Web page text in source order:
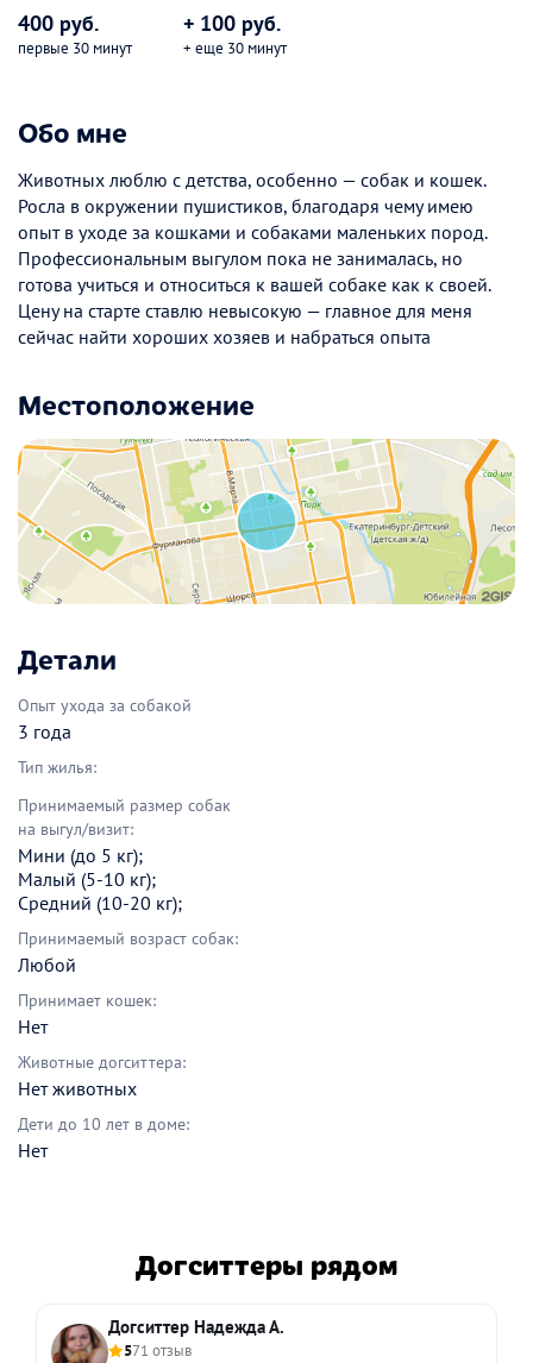
400 руб.
первые 30 минут
+ 100 руб.
+ еще 30 минут
Обо мне
Животных люблю с детства, особенно — собак и кошек.
Росла в окружении пушистиков, благодаря чему имею
опыт в уходе за кошками и собаками маленьких пород.
Профессиональным выгулом пока не занималась, но
готова учиться и относиться к вашей собаке как к своей.
Цену на старте ставлю невысокую — главное для меня
сейчас найти хороших хозяев и набраться опыта
Местоположение
Детали
Опыт ухода за собакой
3 года
Тип жилья:
Принимаемый размер собак
на выгул/визит:
Мини (до 5 кг);
Малый (5-10 кг);
Средний (10-20 кг);
Принимаемый возраст собак:
Любой
Принимает кошек:
Нет
Животные догситтера:
Нет животных
Дети до 10 лет в доме:
Нет
Догситтеры рядом
Догситтер Надежда А.
571 отзыв